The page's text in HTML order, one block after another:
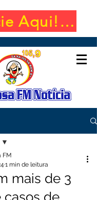
Aqui!
mais de 3
casos de
FM
1 min de leitura